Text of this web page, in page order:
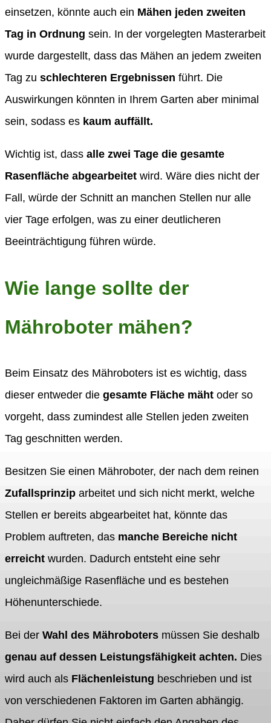
einsetzen, könnte auch ein Mähen jeden zweiten
Tag in Ordnung sein. In der vorgelegten Masterarbeit
wurde dargestellt, dass das Mähen an jedem zweiten
Tag zu schlechteren Ergebnissen führt. Die
Auswirkungen könnten in Ihrem Garten aber minimal
sein, sodass es kaum auffällt.
Wichtig ist, dass alle zwei Tage die gesamte
Rasenfläche abgearbeitet wird. Wäre dies nicht der
Fall, würde der Schnitt an manchen Stellen nur alle
vier Tage erfolgen, was zu einer deutlicheren
Beeinträchtigung führen würde.
Wie lange sollte der
Mähroboter mähen?
Beim Einsatz des Mähroboters ist es wichtig, dass
dieser entweder die gesamte Fläche mäht oder so
vorgeht, dass zumindest alle Stellen jeden zweiten
Tag geschnitten werden.
Besitzen Sie einen Mähroboter, der nach dem reinen
Zufallsprinzip arbeitet und sich nicht merkt, welche
Stellen er bereits abgearbeitet hat, könnte das
Problem auftreten, das manche Bereiche nicht
erreicht wurden. Dadurch entsteht eine sehr
ungleichmäßige Rasenfläche und es bestehen
Höhenunterschiede.
Bei der Wahl des Mähroboters müssen Sie deshalb
genau auf dessen Leistungsfähigkeit achten. Dies
wird auch als Flächenleistung beschrieben und ist
von verschiedenen Faktoren im Garten abhängig.